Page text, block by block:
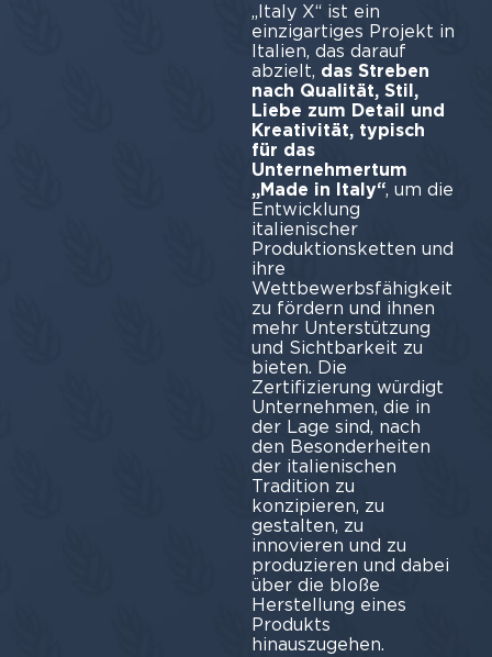
„Italy X“ ist ein
einzigartiges Projekt in
Italien, das darauf
abzielt, das Streben
nach Qualität, Stil,
Liebe zum Detail und
Kreativität, typisch
für das
Unternehmertum
„Made in Italy“, um die
Entwicklung
italienischer
Produktionsketten und
ihre
Wettbewerbsfähigkeit
zu fördern und ihnen
mehr Unterstützung
und Sichtbarkeit zu
bieten. Die
Zertifizierung würdigt
Unternehmen, die in
der Lage sind, nach
den Besonderheiten
der italienischen
Tradition zu
konzipieren, zu
gestalten, zu
innovieren und zu
produzieren und dabei
über die bloße
Herstellung eines
Produkts
hinauszugehen.